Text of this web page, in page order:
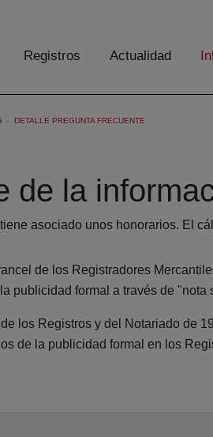
Registros Actualidad
DETALLE PREGUNTA FRECUENTE
de la
asociado unos honorarios. El
de los Registradores
publicidad formal a través de "nota
los Registros y del Notariado de
de la publicidad formal en los